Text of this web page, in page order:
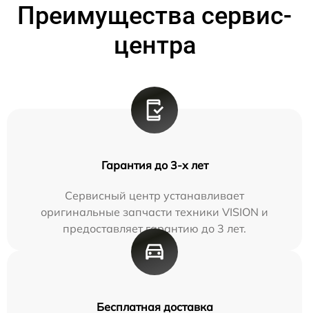
Преимущества сервис-
центра
Гарантия до 3-х лет
Сервисный центр устанавливает
оригинальные запчасти техники VISION и
предоставляет гарантию до 3 лет.
Бесплатная доставка